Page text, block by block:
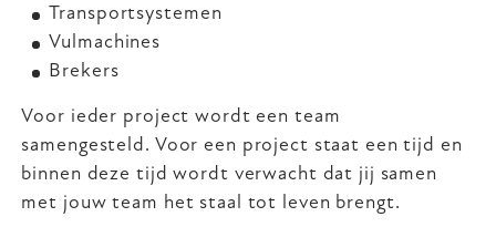
Transportsystemen
Vulmachines
Brekers
Voor ieder project wordt een team
samengesteld. Voor een project staat een tijd en
binnen deze tijd wordt verwacht dat jij samen
met jouw team het staal tot leven brengt.